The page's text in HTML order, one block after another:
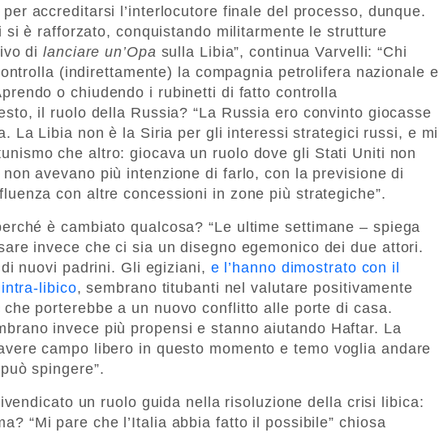
per accreditarsi l’interlocutore finale del processo, dunque.
si è rafforzato, conquistando militarmente le strutture
dilanciare un’Opa sulla Libia”, continua Varvelli: “Chi
(indirettamente) la compagnia petrolifera nazionale e
o chiudendo i rubinetti di fatto controlla
il ruolo della Russia? “La Russia ero convinto giocasse
La Libia non è la Siria per gli interessi strategici russi, e mi
che altro: giocava un ruolo dove gli Stati Uniti non
avevano più intenzione di farlo, con la previsione di
con altre concessioni in zone più strategiche”.
è cambiato qualcosa? “Le ultime settimane – spiega
invece che ci sia un disegno egemonico dei due attori.
nuovi padrini. Gli egiziani, e l’hanno dimostrato con il
libico, sembrano titubanti nel valutare positivamente
porterebbe a un nuovo conflitto alle porte di casa.
invece più propensi e stanno aiutando Haftar. La
campo libero in questo momento e temo voglia andare
spingere”.
un ruolo guida nella risoluzione della crisi libica:
“Mi pare che l’Italia abbia fatto il possibile” chiosa